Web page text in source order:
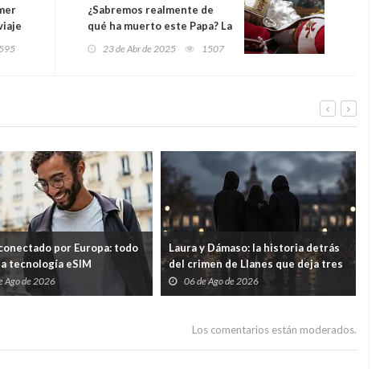
¿Sabremos realmente de
qué ha muerto este Papa? La
pregunta que nadie quiere
23 de Abr de 2025 1507
por Europa: todo
tecnología eSIM
Ago de 2026
Laura y Dámaso: la historia detrás
del crimen de Llanes que deja tres
hijos huérfanos
06 de Ago de 2026
Los comentarios están moderados.